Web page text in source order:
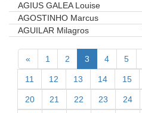
AGIUS GALEA Louise
AGOSTINHO Marcus
AGUILAR Milagros
« 1 2 3 4 5
11 12 13 14 15
20 21 22 23 24